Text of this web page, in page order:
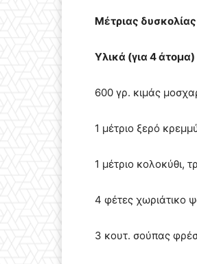
Μέτριας
Υλικά (για 4 άτομα)
600 γρ. κιμάς
1 μέτριο ξερό
1 μέτριο κολοκύθι,
4 φέτες χωριάτικο
3 κουτ. σούπας